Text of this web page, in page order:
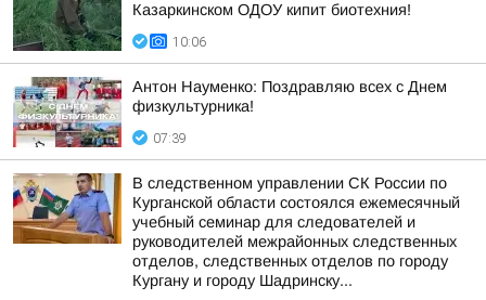
Казаркинском ОДОУ кипит биотехния!
10:06
Антон Науменко: Поздравляю всех с Днем
физкультурника!
07:39
В следственном управлении СК России по
Курганской области состоялся ежемесячный
учебный семинар для следователей и
руководителей межрайонных следственных
отделов, следственных отделов по городу
Кургану и городу Шадринску...